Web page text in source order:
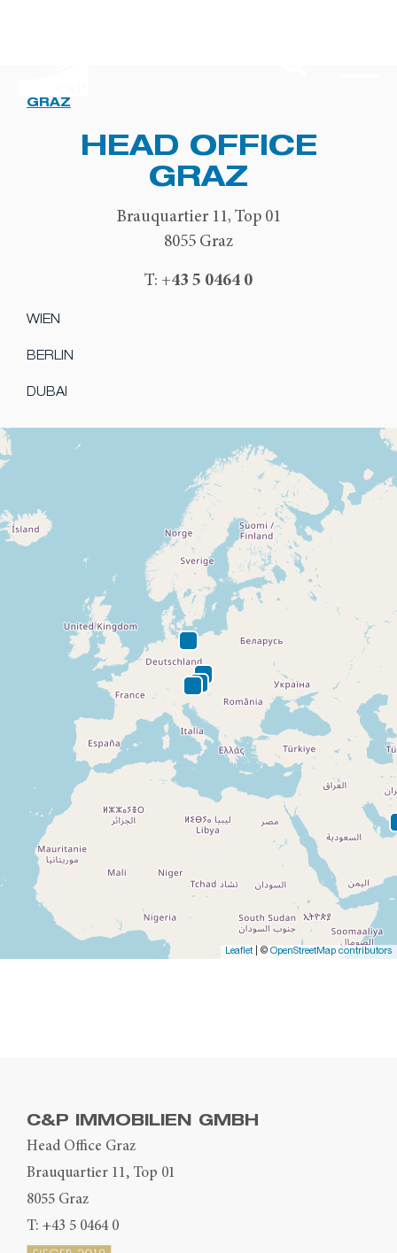
GRAZ
HEAD OFFICE
GRAZ
Brauquartier 11, Top 01
8055 Graz
T: +43 5 0464 0
WIEN
BERLIN
DUBAI
Leaflet| © OpenStreetMap contributors
C&P IMMOBILIEN GMBH
Head Office Graz
Brauquartier 11, Top 01
8055 Graz
T: +43 5 0464 0